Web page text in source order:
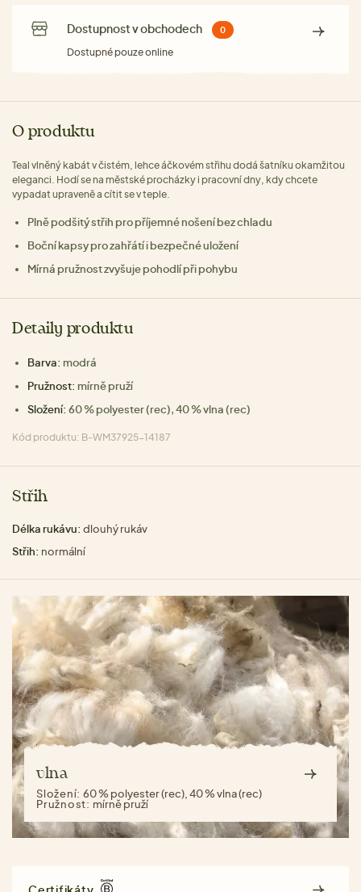
Dostupnost v obchodech 0
Dostupné pouze online
O produktu
Teal vlněný kabát v čistém, lehce áčkovém střihu dodá šatníku okamžitou
eleganci. Hodí se na městské procházky i pracovní dny, kdy chcete
vypadat upraveně a cítit se v teple.
Plně podšitý střih pro příjemné nošení bez chladu
Boční kapsy pro zahřátí i bezpečné uložení
Mírná pružnost zvyšuje pohodlí při pohybu
Detaily produktu
Barva: modrá
Pružnost: mírně pruží
Složení: 60 % polyester (rec), 40 % vlna (rec)
Kód produktu: B-WM37925-14187
Střih
Délka rukávu: dlouhý rukáv
Střih: normální
vlna
Složení:60 % polyester (rec), 40 % vlna (rec)
Pružnost: mírně pruží